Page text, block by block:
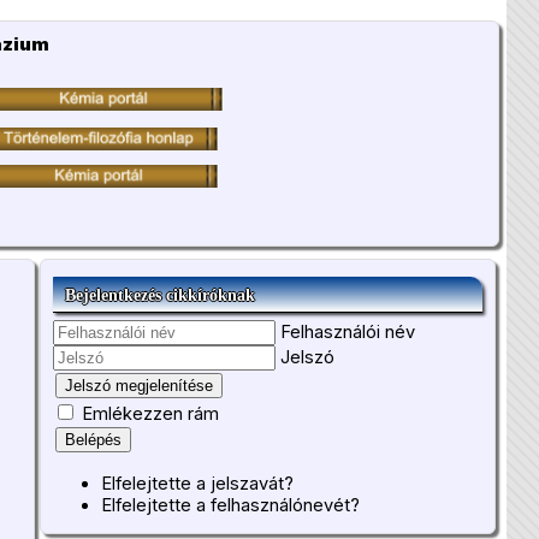
Bejelentkezés cikkíróknak
Felhasználói név
Jelszó
Jelszó megjelenítése
Emlékezzen rám
Belépés
Elfelejtette a jelszavát?
Elfelejtette a felhasználónevét?